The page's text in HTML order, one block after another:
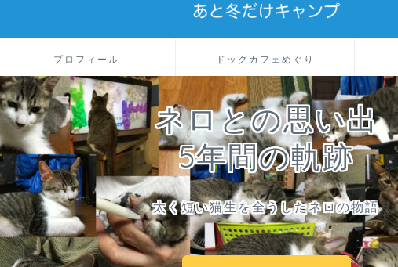
プロフィール ドッグカフェめぐり
ネロとの思い出
5年間の軌跡
太く短い猫生を全うしたネロの物語